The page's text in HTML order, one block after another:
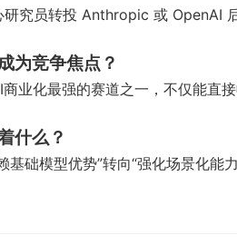
研究员转投 Anthropic 或 OpenAI
为竞争焦点？
业化最强的赛道之一，不仅能直
什么？
基础模型优势”转向“强化场景化